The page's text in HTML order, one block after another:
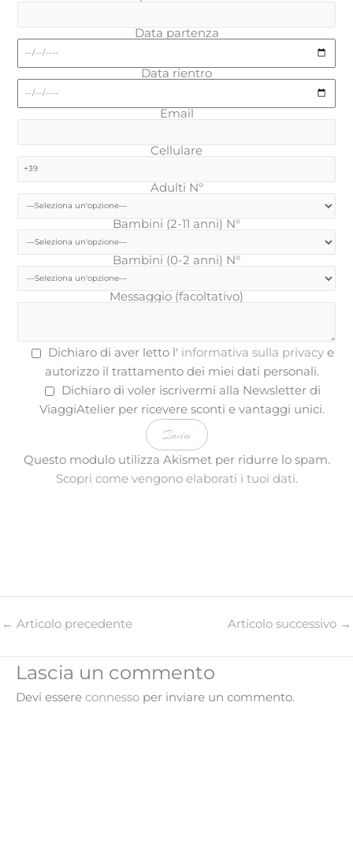
Data partenza
Data rientro
Email
Cellulare
Adulti N°
Bambini (2-11 anni) N°
Bambini (0-2 anni) N°
Messaggio (facoltativo)
Dichiaro di aver letto l' informativa sulla privacye
autorizzo il trattamento dei miei dati personali.
Dichiaro di voler iscrivermi alla Newsletter di
ViaggiAtelier per ricevere sconti e vantaggi unici.
Questo modulo utilizza Akismet per ridurre lo spam.
Scopri come vengono elaborati i tuoi dati.
← Articolo precedente Articolo successivo →
Lascia un commento
Devi essere connesso per inviare un commento.